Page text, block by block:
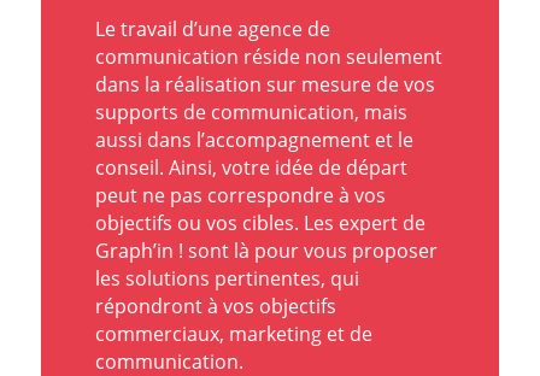
Le travail d’une agence de
communication réside non seulement
dans la réalisation sur mesure de vos
supports de communication, mais
aussi dans l’accompagnement et le
conseil. Ainsi, votre idée de départ
peut ne pas correspondre à vos
objectifs ou vos cibles. Les expert de
Graph’in ! sont là pour vous proposer
les solutions pertinentes, qui
répondront à vos objectifs
commerciaux, marketing et de
communication.